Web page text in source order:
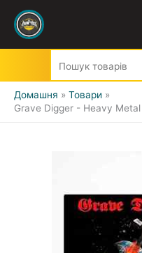
Домашня
Товари
Grave Digger - Heavy